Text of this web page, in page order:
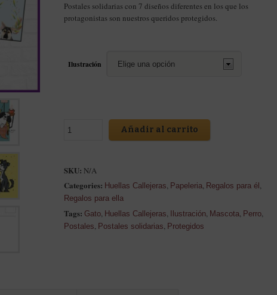
Postales solidarias con 7 diseños diferentes en los que los
protagonistas son nuestros queridos protegidos.
Ilustración
Añadir al carrito
SKU: N/A
Categories: Huellas Callejeras, Papeleria, Regalos para él ,
Regalos para ella
Tags: Gato, Huellas Callejeras, Ilustración, Mascota, Perro,
Postales, Postales solidarias, Protegidos